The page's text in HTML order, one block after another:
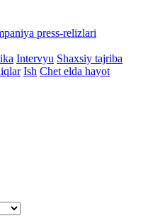
press-relizlari
Intervyu Shaxsiy tajriba
Ish Chet elda hayot